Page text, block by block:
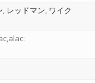
レッドマン ワイク